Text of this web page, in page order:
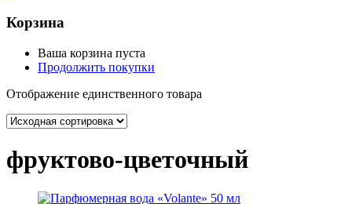
Корзина
Ваша корзина пуста
Продолжить покупки
Отображение единственного товара
фруктово-цветочный